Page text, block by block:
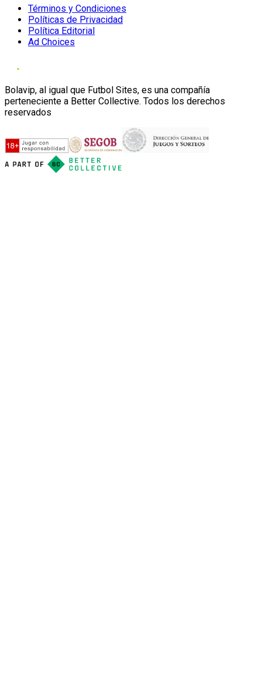
Términos y Condiciones
Políticas de Privacidad
Política Editorial
Ad Choices
Bolavip, al igual que Futbol Sites, es una compañía
perteneciente a Better Collective. Todos los derechos
reservados